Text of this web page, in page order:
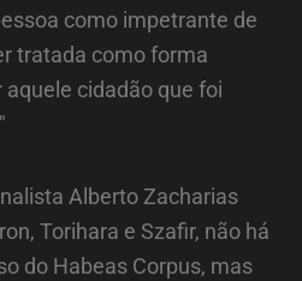
como impetrante de
tratada como forma
cidadão que foi
Alberto Zacharias
Torihara e Szafir, não há
do Habeas Corpus, mas